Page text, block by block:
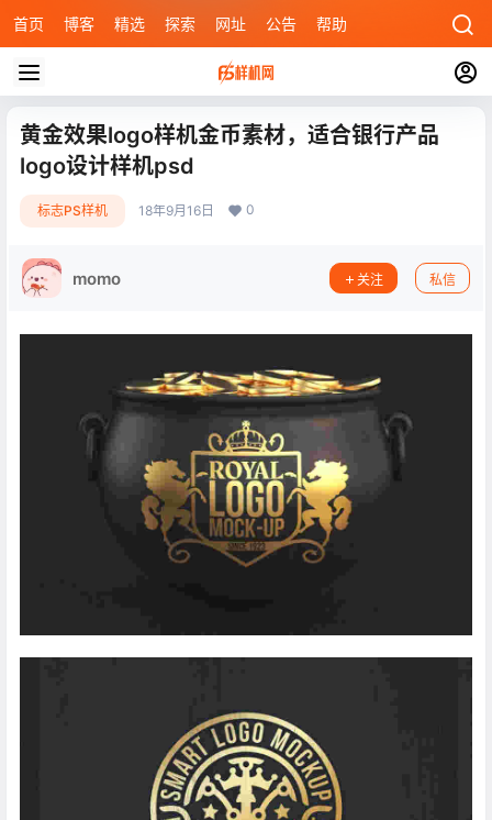
首页 博客 精选 探索 网址 公告 帮助
黄金效果logo样机金币素材，适合银行产品
logo设计样机psd
标志PS样机 18年9月16日 0
momo 关注 私信